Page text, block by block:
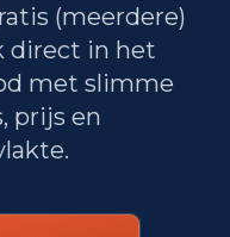
170
80
(meerdere)
direct in het
met slimme
prijs en